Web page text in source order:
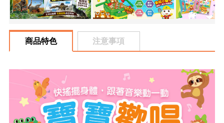
商品特色 注意事項